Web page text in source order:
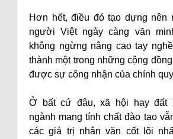
Hơn hết, điều đó tạo dựng nên
người Việt ngày càng văn
không ngừng nâng cao tay
thành một trong những cộng
được sự công nhận của chính
Ở bất cứ đâu, xã hội hay đất
ngành mang tính chất đào tạo
các giá trị nhân văn cốt lõi